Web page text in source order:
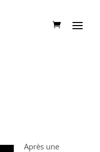
Après une